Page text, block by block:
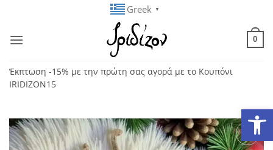
περιεχόμενο
Greek ▼
0
Έκπτωση -15% με την πρώτη σας αγορά με το Κουπόνι
IRIDIZON15